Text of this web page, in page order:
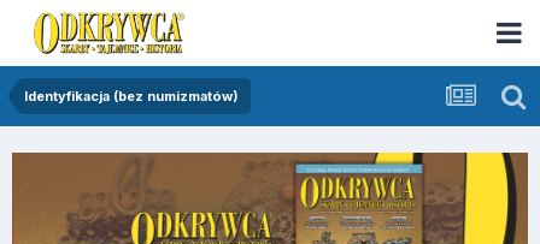
Identyfikacja (bez numizmatów)